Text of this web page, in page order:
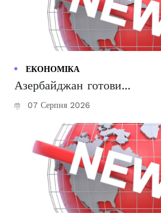
ЕКОНОМІКА
Азербайджан готови...
07 Серпня 2026